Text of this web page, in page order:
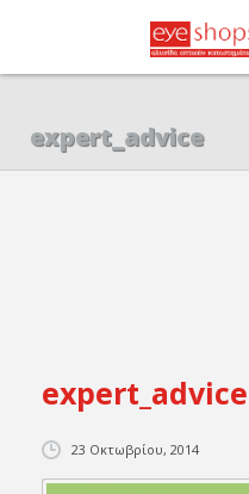
EYE SHOPS
expert_advice
expert_advice
23 Οκτωβρίου, 2014